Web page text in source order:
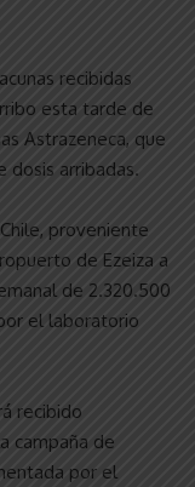
recibidas
esta tarde de
Astrazeneca, que
dosis arribadas.
proveniente
de Ezeiza a
de 2.320.500
el laboratorio
recibido
campaña de
por el